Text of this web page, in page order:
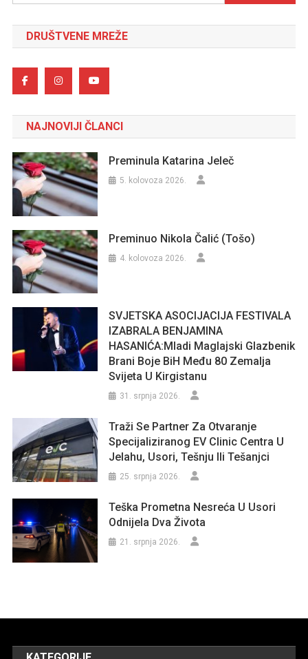
DRUŠTVENE MREŽE
NAJNOVIJI ČLANCI
Preminula Katarina Jeleč
5. kolovoza 2026.
Preminuo Nikola Čalić (Tošo)
4. kolovoza 2026.
SVJETSKA ASOCIJACIJA FESTIVALA
IZABRALA BENJAMINA
HASANIĆA:Mladi Maglajski Glazbenik
Brani Boje BiH Među 80 Zemalja
Svijeta U Kirgistanu
31. srpnja 2026.
Traži Se Partner Za Otvaranje
Specijaliziranog EV Clinic Centra U
Jelahu, Usori, Tešnju Ili Tešanjci
25. srpnja 2026.
Teška Prometna Nesreća U Usori
Odnijela Dva Života
21. srpnja 2026.